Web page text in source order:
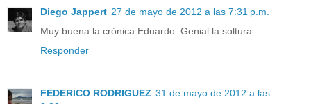
Diego Jappert 27 de mayo de 2012 a las 7:31 p.m.
Muy buena la crónica Eduardo. Genial la soltura
Responder
FEDERICO RODRIGUEZ 31 de mayo de 2012 a las